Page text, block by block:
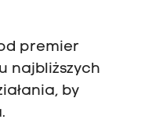
premier
najbliższych
by